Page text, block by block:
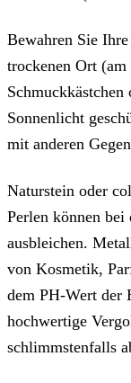
Bewahren Sie
trockenen Ort
Sonnenlicht
mit anderen
Naturstein oder
Perlen können bei
ausbleichen.
von Kosmetik,
dem PH-Wert der
hochwertige
schlimmstenfalls